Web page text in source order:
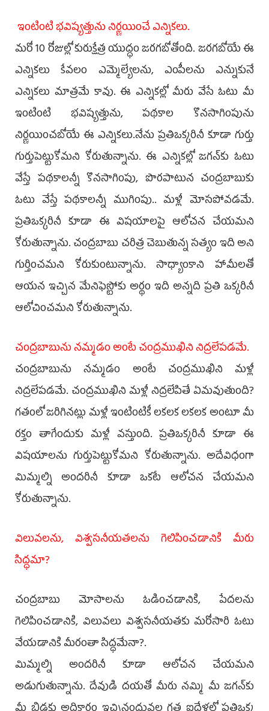
ఇంటింటి భవిష్యత్తును నిర్ణయించే ఎన్నికలు.
మరో 10 రోజుల్లో కురుక్షేత్ర యుద్ధం జరగబోతోంది. జరగబోయే ఈ
ఎన్నికలు కేవలం ఎమ్మెల్యేలను, ఎంపీలను ఎన్నుకునే
ఎన్నికలు మాత్రమే కావు. ఈ ఎన్నికల్లో మీరు వేసే ఓటు మీ
ఇంటింటి భవిష్యత్తును, పథకాల కొనసాగింపును
నిర్ణయించబోయే ఈ ఎన్నికలు.నేను ప్రతిఒక్కరినీ కూడా గుర్తు
గుర్తుపెట్టుకోమని కోరుతున్నాను. ఈ ఎన్నికల్లో జగన్‌కు ఓటు
వేస్తే పథకాలన్నీ కొనసాగింపు, పొరపాటున చంద్రబాబుకు
ఓటు వేస్తే పథకాలన్నీ ముగింపు.. మళ్లీ మోసపోవడమే.
ప్రతిఒక్కరినీ కూడా ఈ విషయాలపై ఆలోచన చేయమని
కోరుతున్నాను. చంద్రబాబు చరిత్ర చెబుతున్న సత్యం ఇది అని
గుర్తించమని కోరుకుంటున్నాను. సాధ్యాంకాని హామీలతో
ఆయన ఇచ్చిన మేనిఫెస్టోకు అర్థం ఇది అన్నది ప్రతి ఒక్కరినీ
ఆలోచించమని కోరుతున్నాను.
చంద్రబాబును నమ్మడం అంటే చంద్రముఖిని నిద్రలేపడమే.
చంద్రబాబును నమ్మడం అంటే చంద్రముఖిని మళ్లీ
నిద్రలేపడమే. చంద్రముఖిని మళ్లీ నిద్రలేపితే ఏమవుతుంది?
గతంలో జరిగినట్లు మళ్లీ ఇంటింటికీ లకలక లకలక అంటూ మీ
రక్తం తాగేందుకు మళ్లీ వస్తుంది. ప్రతిఒక్కరినీ కూడా ఈ
విషయాలను గుర్తుపెట్టుకోమని కోరుతున్నాను. అదేవిధంగా
మిమ్మల్ని అందరినీ కూడా ఒకటే ఆలోచన చేయమని
కోరుతున్నాను.
విలువలను, విశ్వసనీయతలను గెలిపించడానికి మీరు
సిద్ధమా?
చంద్రబాబు మోసాలను ఓడించడానికి, పేదలను
గెలిపించడానికి, విలువలు విశ్వసనీయతకు మరోసారి ఓటు
వేయడానికి మీరంతా సిద్ధమేనా?.
మిమ్మల్ని అందరినీ కూడా ఆలోచన చేయమని
అడుగుతున్నాను. దేవుడి దయతో మీరు నమ్మి మీ జగన్‌కు